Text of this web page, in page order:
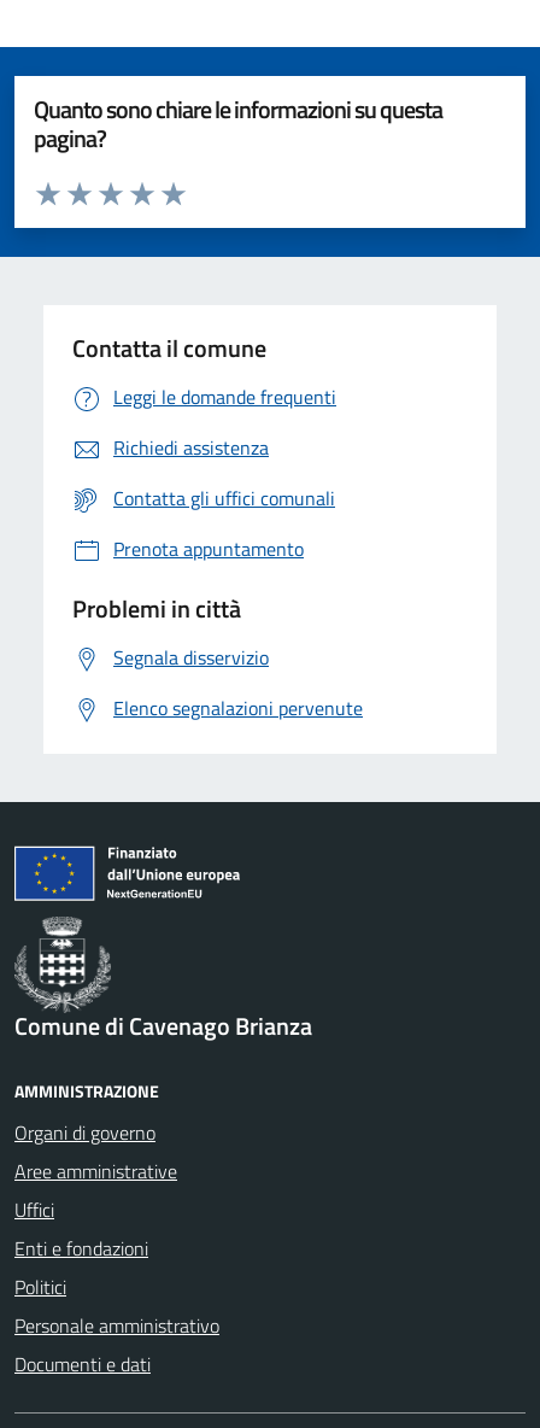
Quanto sono chiare le informazioni su questa
pagina?
Valuta da 1 a 5 stelle la pagina
Valuta 5 stelle su 5
Valuta 4 stelle su 5
Valuta 3 stelle su 5
Valuta 2 stelle su 5
Valuta 1 stelle su 5
Contatta il comune
Leggi le domande frequenti
Richiedi assistenza
Contatta gli uffici comunali
Prenota appuntamento
Problemi in città
Segnala disservizio
Elenco segnalazioni pervenute
Comune di Cavenago Brianza
AMMINISTRAZIONE
Organi di governo
Aree amministrative
Uffici
Enti e fondazioni
Politici
Personale amministrativo
Documenti e dati